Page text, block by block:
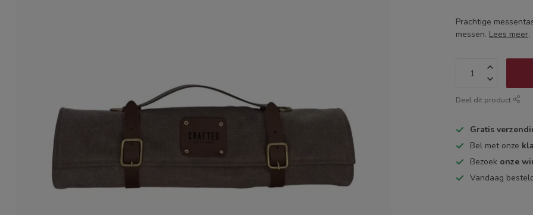
Prachtige
messen. Lees meer.
Deel dit product
Gratis
Bel met onze
Bezoek onze
Vandaag